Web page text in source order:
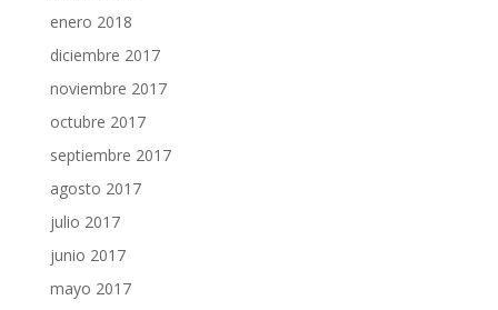
enero 2018
diciembre 2017
noviembre 2017
octubre 2017
septiembre 2017
agosto 2017
julio 2017
junio 2017
mayo 2017